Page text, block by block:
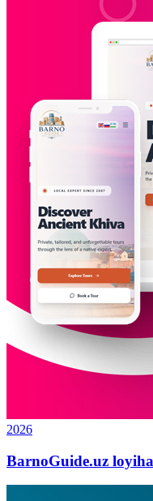
2026
BarnoGuide.uz